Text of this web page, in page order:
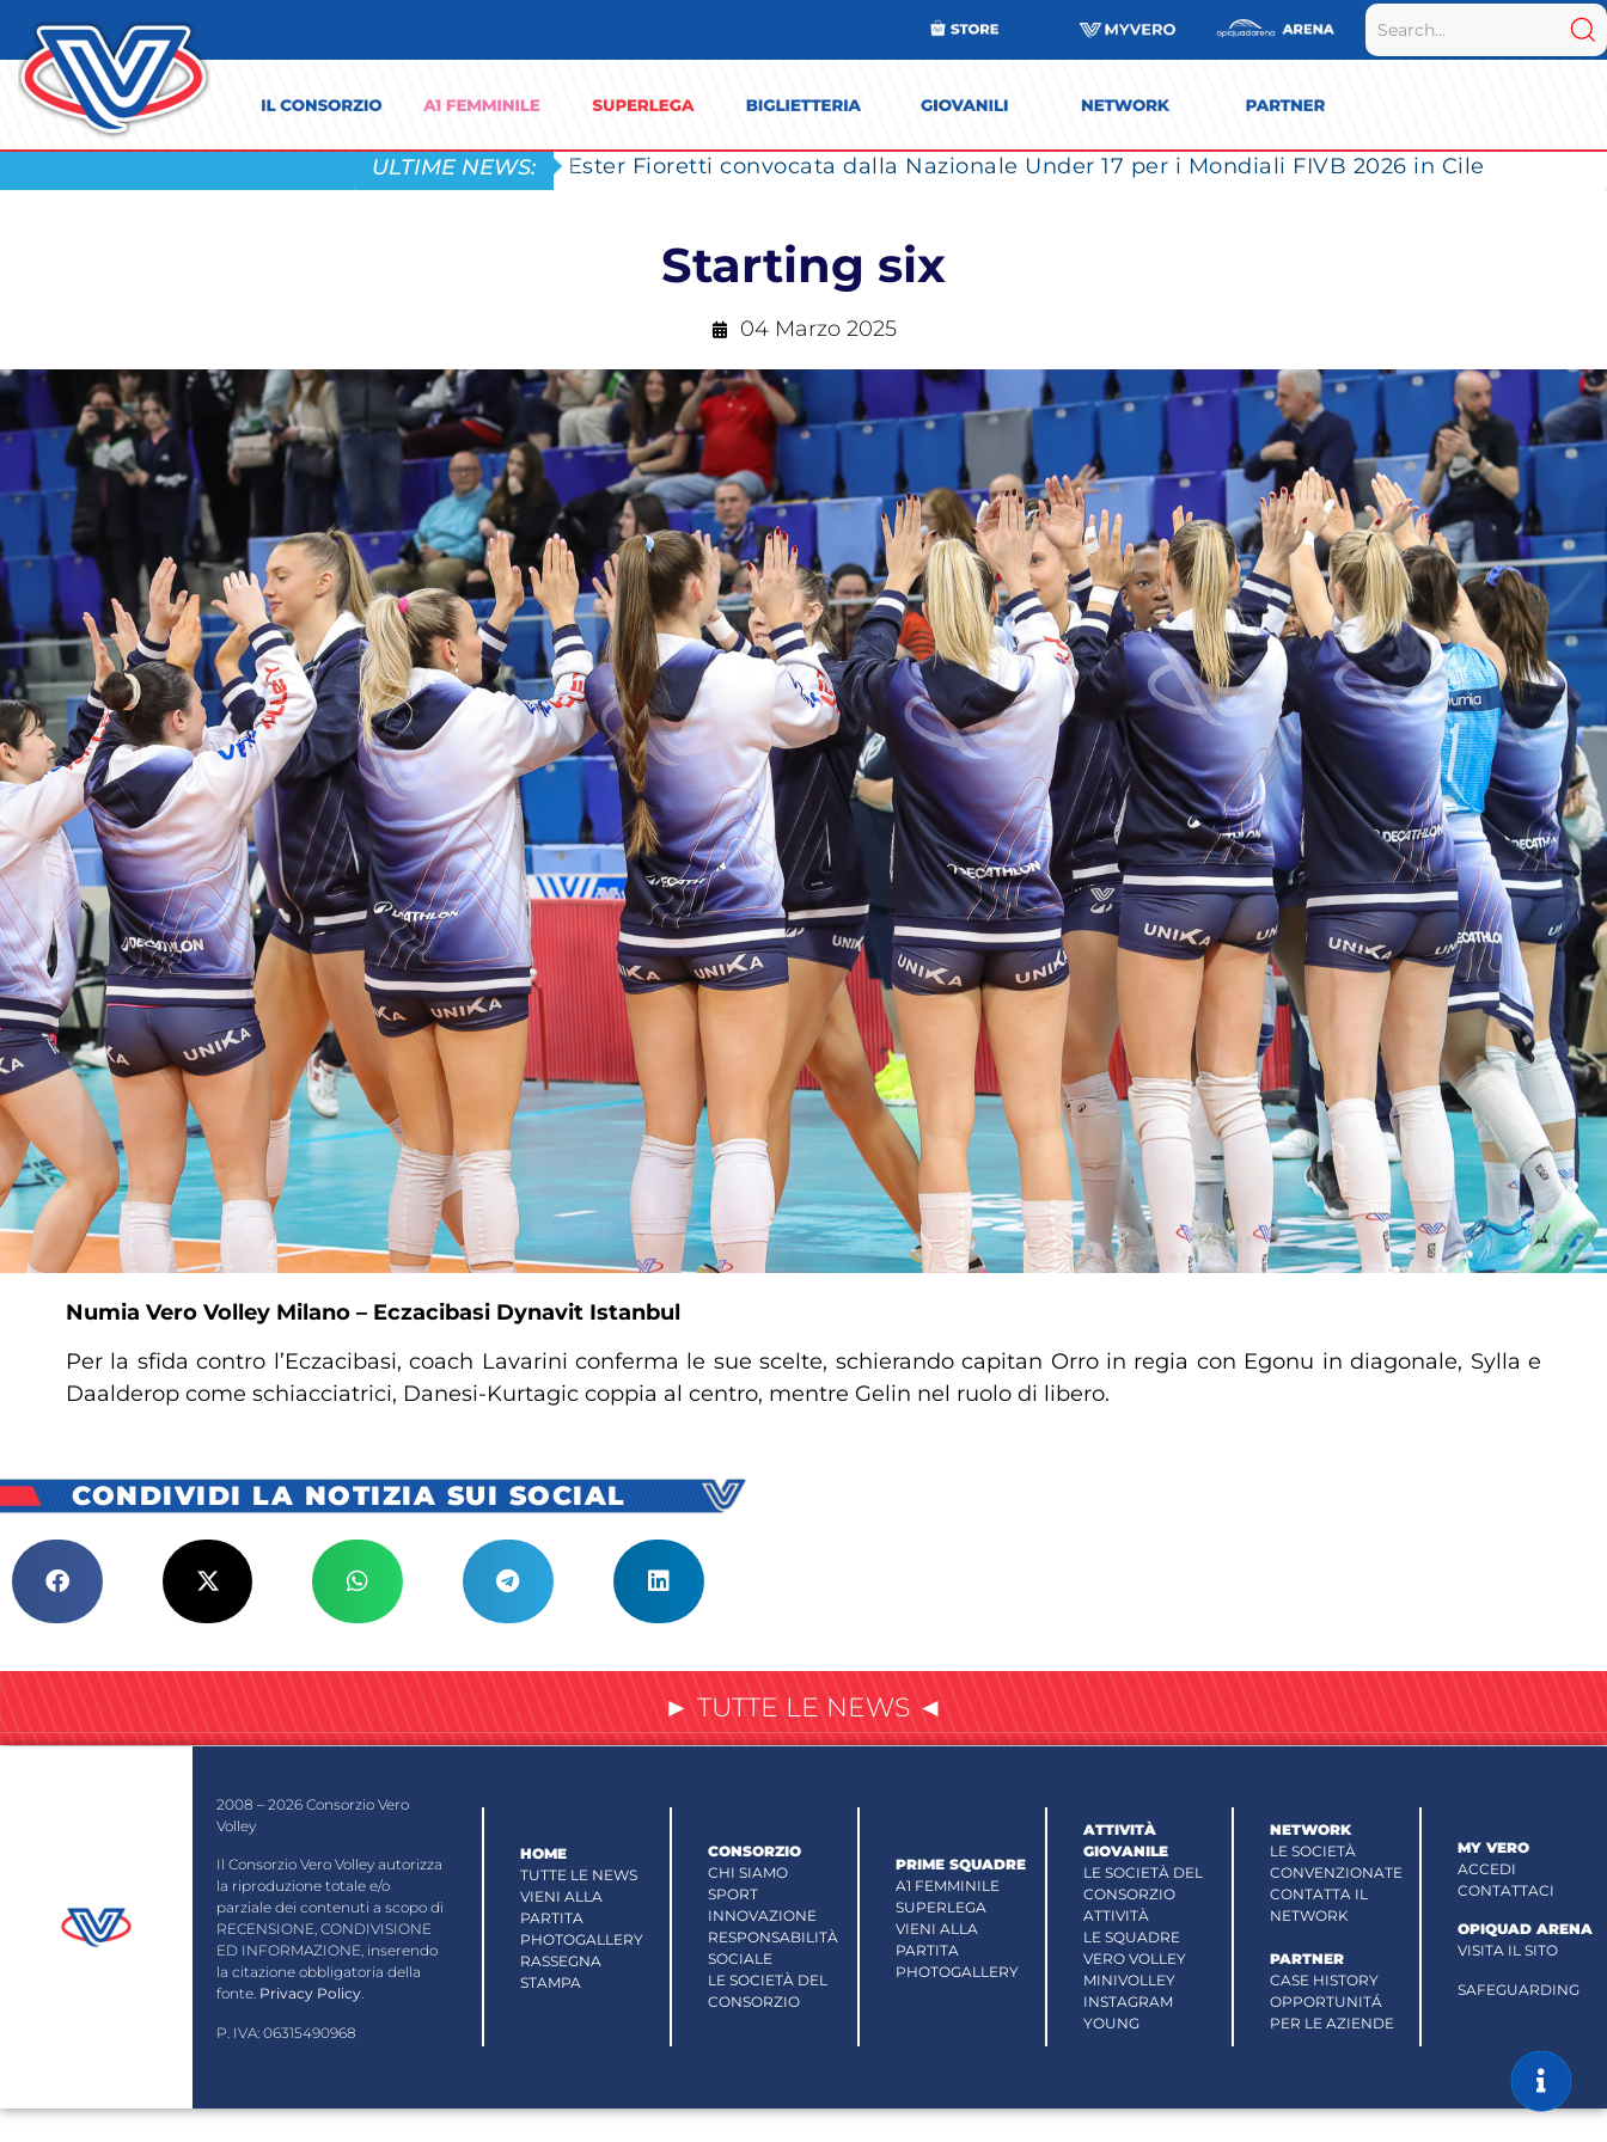
ULTIME NEWS: Ester Fioretti convocata dalla Nazionale Under 17 per i Mondiali FIVB 2026 in Cile
Starting six
04 Marzo 2025
Numia Vero Volley Milano – Eczacibasi Dynavit Istanbul
Per la sfida contro l’Eczacibasi, coach Lavarini conferma le sue scelte, schierando capitan Orro in regia con Egonu in diagonale, Sylla e
Daalderop come schiacciatrici, Danesi-Kurtagic coppia al centro, mentre Gelin nel ruolo di libero.
CONDIVIDI LA NOTIZIA SUI SOCIAL
► TUTTE LE NEWS ◄
2008 – 2026 Consorzio Vero
Volley
Il Consorzio Vero Volley autorizza
la riproduzione totale e/o
parziale dei contenuti a scopo di
RECENSIONE, CONDIVISIONE
ED INFORMAZIONE, inserendo
la citazione obbligatoria della
fonte. Privacy Policy.
P. IVA: 06315490968
HOME
TUTTE LE NEWS
VIENI ALLA
PARTITA
PHOTOGALLERY
RASSEGNA
STAMPA
CONSORZIO
CHI SIAMO
SPORT
INNOVAZIONE
RESPONSABILITÀ
SOCIALE
LE SOCIETÀ DEL
CONSORZIO
PRIME SQUADRE
A1 FEMMINILE
SUPERLEGA
VIENI ALLA
PARTITA
PHOTOGALLERY
ATTIVITÀ
GIOVANILE
LE SOCIETÀ DEL
CONSORZIO
ATTIVITÀ
LE SQUADRE
VERO VOLLEY
MINIVOLLEY
INSTAGRAM
YOUNG
NETWORK
LE SOCIETÀ
CONVENZIONATE
CONTATTA IL
NETWORK
PARTNER
CASE HISTORY
OPPORTUNITÁ
PER LE AZIENDE
MY VERO
ACCEDI
CONTATTACI
OPIQUAD ARENA
VISITA IL SITO
SAFEGUARDING